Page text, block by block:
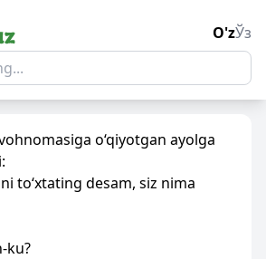
O'zЎз
o‘qiyotgan ayolga
to‘xtating desam, siz nima
ku?